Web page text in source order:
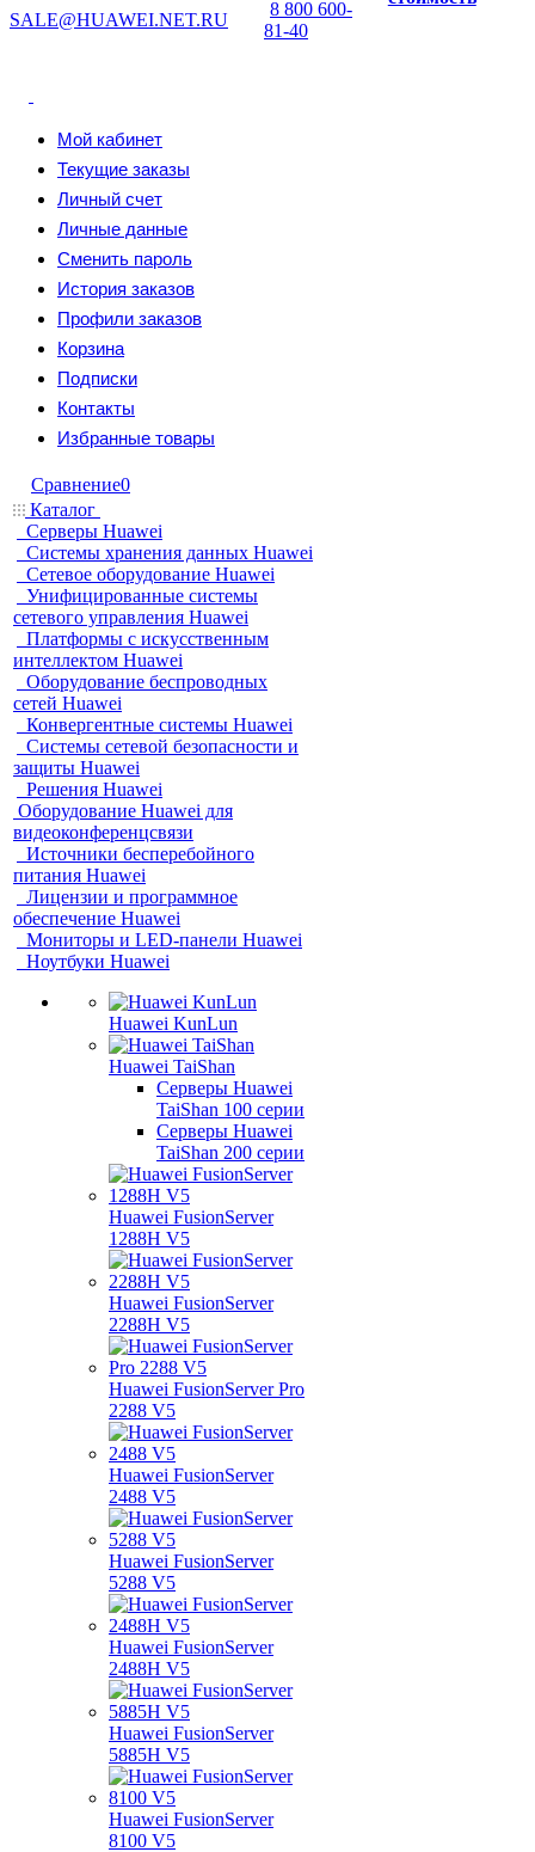
SALE@HUAWEI.NET.RU
8 800 600-
81-40
Мой кабинет
Текущие заказы
Личный счет
Личные данные
Сменить пароль
История заказов
Профили заказов
Корзина
Подписки
Контакты
Избранные товары
Сравнение0
Каталог
Серверы Huawei
Системы хранения данных Huawei
Сетевое оборудование Huawei
Унифицированные системы
сетевого управления Huawei
Платформы с искусственным
интеллектом Huawei
Оборудование беспроводных
сетей Huawei
Конвергентные системы Huawei
Системы сетевой безопасности и
защиты Huawei
Решения Huawei
Оборудование Huawei для
видеоконференцсвязи
Источники бесперебойного
питания Huawei
Лицензии и программное
обеспечение Huawei
Мониторы и LED-панели Huawei
Ноутбуки Huawei
Huawei KunLun
Huawei TaiShan
Серверы Huawei
TaiShan 100 серии
Серверы Huawei
TaiShan 200 серии
Huawei FusionServer
1288H V5
Huawei FusionServer
2288H V5
Huawei FusionServer Pro
2288 V5
Huawei FusionServer
2488 V5
Huawei FusionServer
5288 V5
Huawei FusionServer
2488H V5
Huawei FusionServer
5885H V5
Huawei FusionServer
8100 V5